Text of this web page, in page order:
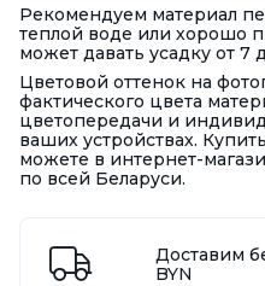
Рекомендуем материал
теплой воде или хорошо
может давать усадку от 7
Цветовой оттенок на
фактического цвета
цветопередачи и
ваших устройствах.
можете в интернет-
по всей Беларуси.
Доставим
BYN